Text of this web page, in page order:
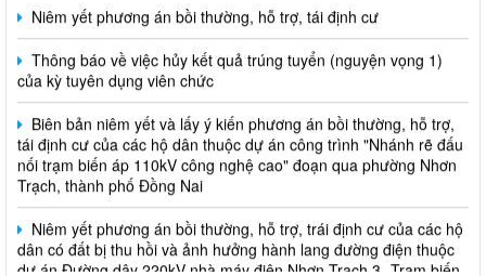
Thông báo về việc hủy kết quả trúng tuyển (nguyện vọng 1)
của kỳ tuyên dụng viên chức
Biên bản niêm yết và lấy ý kiến phương án bồi thường, hỗ trợ,
tái định cư của các hộ dân thuộc dự án công trình "Nhánh rẽ đấu
nối trạm biến áp 110kV công nghệ cao" đoạn qua phường Nhơn
Trạch, thành phố Đồng Nai
Niêm yết phương án bồi thường, hỗ trợ, trái định cư của các hộ
dân có đất bị thu hồi và ảnh hưởng hành lang đường điện thuộc
dự án Đường dây 220kV nhà máy điện Nhơn Trạch 3- Trạm biến